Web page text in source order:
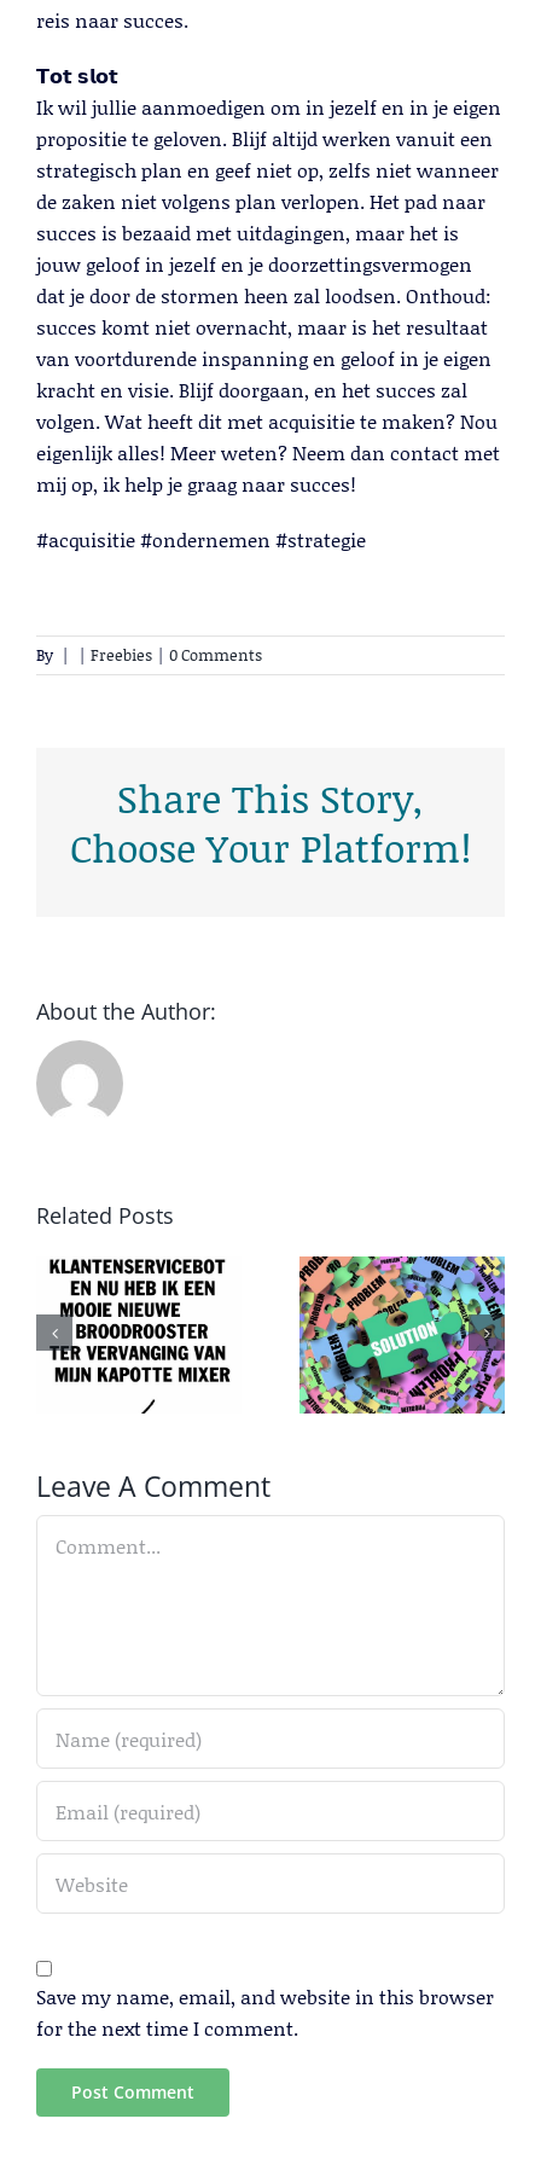
reis naar succes.
𝗧𝗼𝘁𝘀𝗹𝗼𝘁
Ik wil jullie aanmoedigen om in jezelf en in je eigen
propositie te geloven. Blijf altijd werken vanuit een
strategisch plan en geef niet op, zelfs niet wanneer
de zaken niet volgens plan verlopen. Het pad naar
succes is bezaaid met uitdagingen, maar het is
jouw geloof in jezelf en je doorzettingsvermogen
dat je door de stormen heen zal loodsen. Onthoud:
succes komt niet overnacht, maar is het resultaat
van voortdurende inspanning en geloof in je eigen
kracht en visie. Blijf doorgaan, en het succes zal
volgen. Wat heeft dit met acquisitie te maken? Nou
eigenlijk alles! Meer weten? Neem dan contact met
mij op, ik help je graag naar succes!
#acquisitie #ondernemen #strategie
By | | Freebies | 0 Comments
Share This Story,
Choose Your Platform!
About the Author:
Related Posts
Van
probleem
naar
Druk,
druk,
druk
Leave A Comment
Save my name, email, and website in this browser
for the next time I comment.